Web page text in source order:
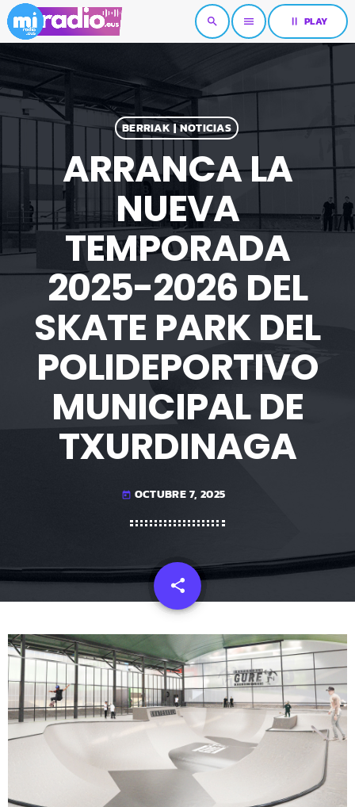
search menu pause PLAY
BERRIAK | NOTICIAS
ARRANCA LA
NUEVA
TEMPORADA
2025-2026 DEL
SKATE PARK DEL
POLIDEPORTIVO
MUNICIPAL DE
TXURDINAGA
today OCTUBRE 7, 2025
share
email